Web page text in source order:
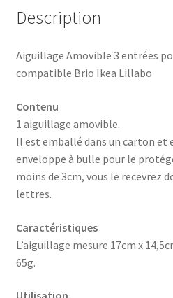
Ikea
Description
Aiguillage Amovible 3 entrées
compatible Brio Ikea Lillabo
Contenu
1 aiguillage amovible.
Il est emballé dans un carton et
enveloppe à bulle pour le
moins de 3cm, vous le recevrez
lettres.
Caractéristiques
L’aiguillage mesure 17cm x
65g.